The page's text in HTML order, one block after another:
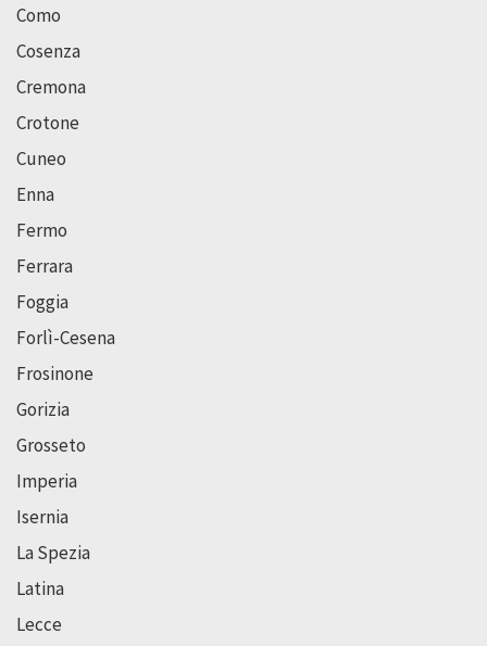
Como
Cosenza
Cremona
Crotone
Cuneo
Enna
Fermo
Ferrara
Foggia
Forlì-Cesena
Frosinone
Gorizia
Grosseto
Imperia
Isernia
La Spezia
Latina
Lecce